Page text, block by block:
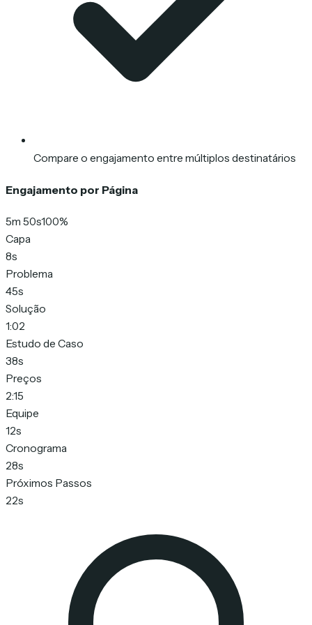
Compare o engajamento entre múltiplos destinatários
Engajamento por Página
5m 50s100%
Capa
8s
Problema
45s
Solução
1:02
Estudo de Caso
38s
Preços
2:15
Equipe
12s
Cronograma
28s
Próximos Passos
22s